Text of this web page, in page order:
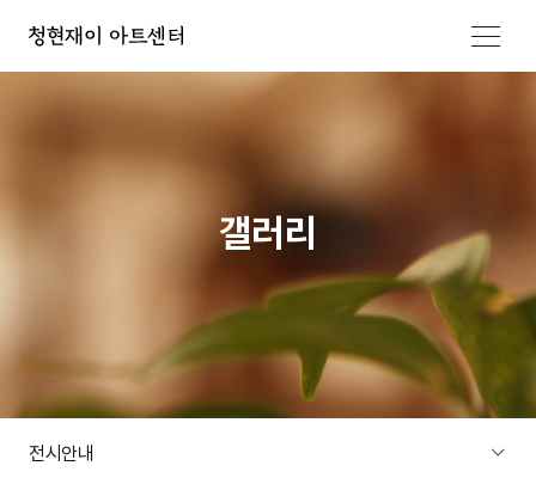
메뉴 열기
갤러리
전시안내